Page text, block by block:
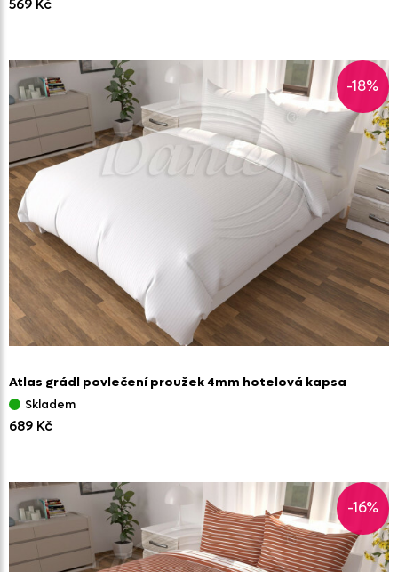
569 Kč
-18%
Atlas grádl povlečení proužek 4mm hotelová kapsa
Skladem
689 Kč
-16%